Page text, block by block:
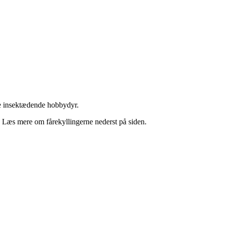
insektædende hobbydyr.
mere om fårekyllingerne nederst på siden.